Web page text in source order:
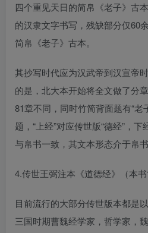
四个重见天日的简帛《老子》古
的汉隶文字书写，残缺部分仅60
简帛《老子》古本。
其抄写时代应为汉武帝到汉宣帝
的是，北大本开始将全文做了分
81章不同，同时竹简背面题有“老
题，“上经”对应传世版“德经”，
与帛书一致，其文本形态介于帛
4.传世王弼注本《道德经》（本书
目前流行的大部分传世版本都是
三国时期曹魏经学家，哲学家，